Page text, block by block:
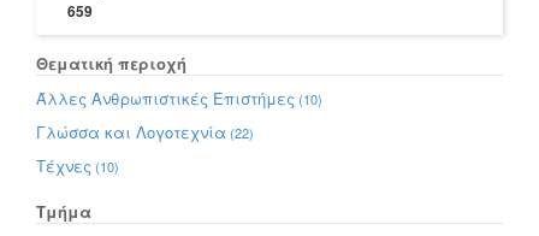
659
Θεματική περιοχή
Άλλες Ανθρωπιστικές Επιστήμες (10)
Γλώσσα και Λογοτεχνία (22)
Τέχνες (10)
Τμήμα